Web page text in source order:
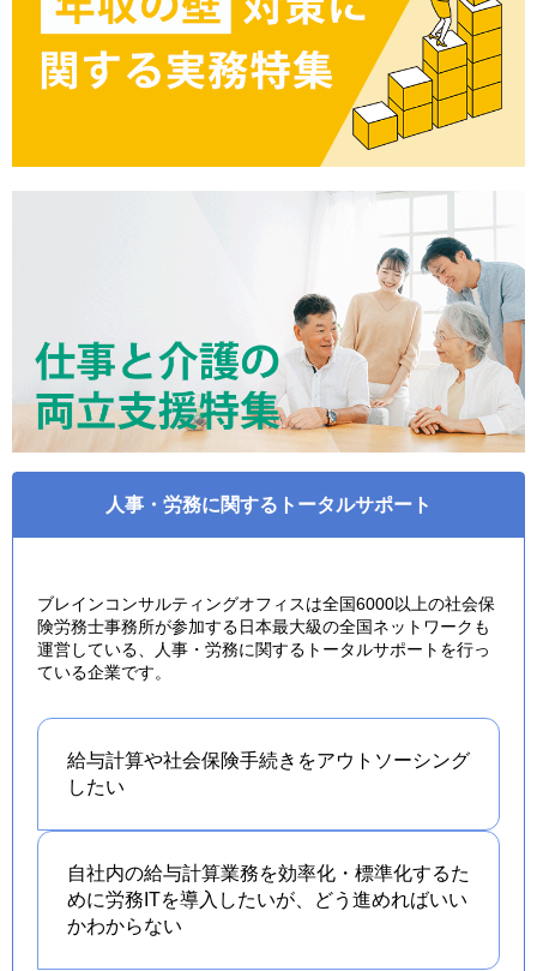
人事・労務に関するトータルサポート
ブレインコンサルティングオフィスは全国6000以上の社会保
険労務士事務所が参加する日本最大級の全国ネットワークも
運営している、人事・労務に関するトータルサポートを行っ
ている企業です。
給与計算や社会保険手続きをアウトソーシング
したい
自社内の給与計算業務を効率化・標準化するた
めに労務ITを導入したいが、どう進めればいい
かわからない